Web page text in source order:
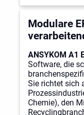
Modulare
ANSYKOM A1
Software, die
Sie richtet sich
Chemie), den